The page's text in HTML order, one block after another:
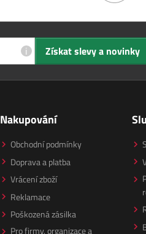
i Získat slevy a novinky
Nakupování
Obchodní podmínky
Doprava a platba
Vrácení zboží
Reklamace
Poškozená zásilka
Pro firmy, organizace a